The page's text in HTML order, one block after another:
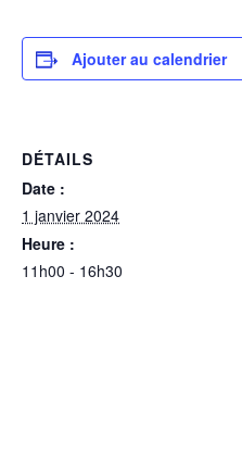
Ajouter au calendrier
DÉTAILS
Date :
1 janvier 2024
Heure :
11h00 - 16h30